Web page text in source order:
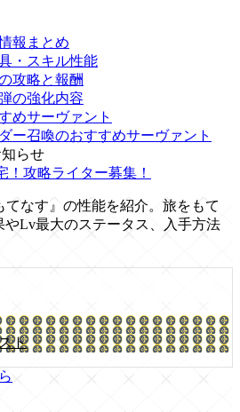
報まとめ
・スキル性能
攻略と報酬
の強化内容
めサーヴァント
ー召喚のおすすめサーヴァント
知らせ
！攻略ライター募集！
てなす』の性能を紹介。旅をもて
やLv最大のステータス、入手方法
ト